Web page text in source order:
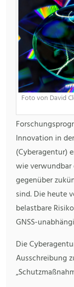
Foto von David
Innovation in
(Cyberagentur)
wie
gegenüber
sind. Die heute
belastbare
GNSS-
Die
Ausschreibung